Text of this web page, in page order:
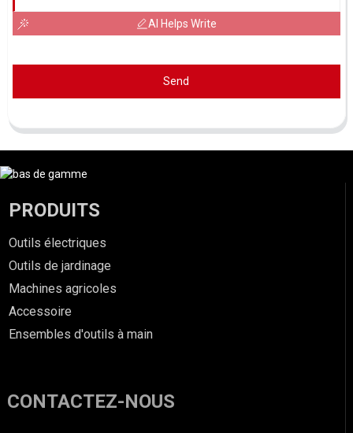
AI Helps Write
Send
PRODUITS
Outils électriques
Outils de jardinage
Machines agricoles
Accessoire
Ensembles d'outils à main
CONTACTEZ-NOUS